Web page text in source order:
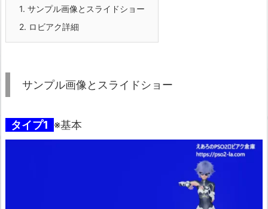
1. サンプル画像とスライドショー
2. ロビアク詳細
サンプル画像とスライドショー
タイプ1 ※基本